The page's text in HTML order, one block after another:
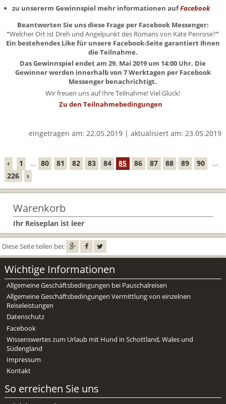
zu unsererm Gewinnspiel mehr informationen aufFacebook
Beantworten Sie uns diese Frage per Facebook Messenger:
"Welcher Ort ist Dreh und Angelpunkt des Romans von Kate Penrose?"
Ein bestehendes Like für unsere Facebook-Seite garantiert Ihnen
die Teilnahme.
Das Gewinnspiel endet am 29. Mai 2019 um 14:00 Uhr. Die
Gewinner werden innerhalb von 7 Werktagen per Facebook
Messenger benachrichtigt.
Wir freuen uns auf Ihre Teilnahme! Viel Glück!
Zu den Teilnahmebedingungen
eingetragen am: 22.05.2019 | aktualisiert am: 23.05.2019
‹ 1 ... 80 81 82 83 84 85 86 87 88 89 90
...
226
›
Warenkorb
Ihr Reiseplan ist leer
Diese Seite teilen bei:
Wichtige Informationen
Allgemeine Geschäftsbedingungen bei Pauschalreisen
Allgemeine Geschäftsbedingungen Vermittlung von einzelnen
Reiseleistungen
Datenschutz
Facebook
Wissenswertes zum Urlaub mit Hund in Schottland, Wales und
Südengland
Impressum
Kontakt
So erreichen Sie uns